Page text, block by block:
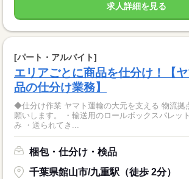
求人詳細を見る
[パート・アルバイト]
エリアごとに商品を仕分け！【
品の仕分け業務】
◆仕分け作業 ヤマト運輸の大元を支える 物流拠
願いします。 ・輸送用のロールボックスパレットへの荷物の積み込
み ・送られてき...
梱包・仕分け・検品
千葉県館山市/九重駅（徒歩 2分）